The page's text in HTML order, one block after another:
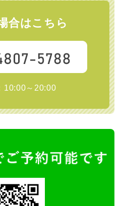
合はこちら
10:00～20:00